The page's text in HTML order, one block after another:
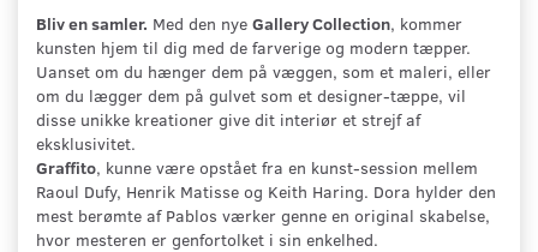
Bliv en samler. Med den nye Gallery Collection, kommer
kunsten hjem til dig med de farverige og modern tæpper.
Uanset om du hænger dem på væggen, som et maleri, eller
om du lægger dem på gulvet som et designer-tæppe, vil
disse unikke kreationer give dit interiør et strejf af
eksklusivitet.
Graffito, kunne være opstået fra en kunst-session mellem
Raoul Dufy, Henrik Matisse og Keith Haring. Dora hylder den
mest berømte af Pablos værker genne en original skabelse,
hvor mesteren er genfortolket i sin enkelhed.